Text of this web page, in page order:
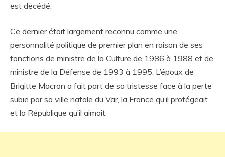
est décédé.
Ce dernier était largement reconnu comme une
personnalité politique de premier plan en raison de ses
fonctions de ministre de la Culture de 1986 à 1988 et de
ministre de la Défense de 1993 à 1995. L’époux de
Brigitte Macron a fait part de sa tristesse face à la perte
subie par sa ville natale du Var, la France qu’il protégeait
et la République qu’il aimait.